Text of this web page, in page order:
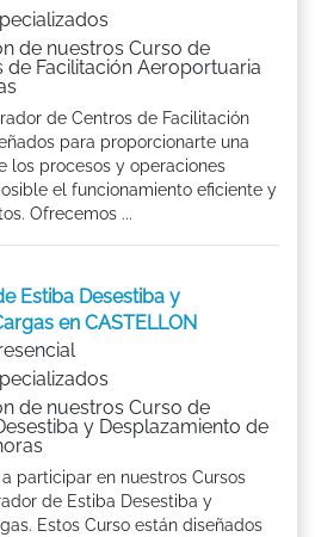
de nuestros Curso de
Facilitación Aeroportuaria
de Centros de Facilitación
para proporcionarte una
los procesos y operaciones
el funcionamiento eficiente y
Ofrecemos ...
Estiba Desestiba y
en CASTELLON
de nuestros Curso de
y Desplazamiento de
participar en nuestros Cursos
de Estiba Desestiba y
Estos Curso están diseñados